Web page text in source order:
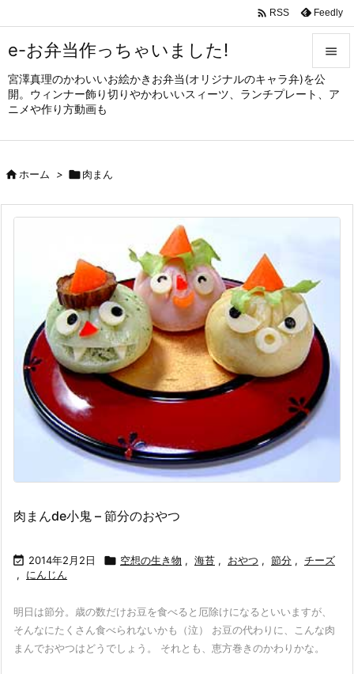
e-お弁当作っちゃいました!
宮澤真理のかわいいお絵かきお弁当(オリジナルのキャラ弁)を公
開。ウィンナー飾り切りやかわいいスィーツ、ランチプレート、ア
ニメや作り方動画も


メニュ
サイド

次へ
 RSS Feedly
ホーム > 肉まん
肉まんde小鬼 – 節分のおやつ
 2014年2月2日  空想の生き物 , 海苔 , おやつ , 節分 , チーズ
,
にんじん
明日は節分。歳の数だけお豆を食べると厄除けになるといいますが、
そんなにたくさん食べられないかも（泣） お豆の代わりに、こんな肉
まんでおやつはどうでしょう。 それとも、恵方巻きのかわりかな。